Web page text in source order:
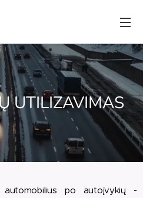
UTILIZAVIMAS
automobilius po autoįvykių -